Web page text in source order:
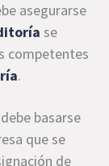
asegurarse
se
competentes
.
debe basarse
que se
de